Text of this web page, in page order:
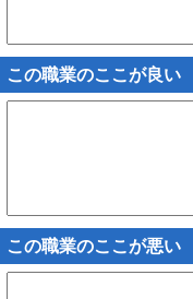
この職業のここが良い
この職業のここが悪い